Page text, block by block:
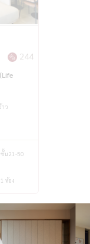
244
ว
ชั้น21-50
1 ห้อง